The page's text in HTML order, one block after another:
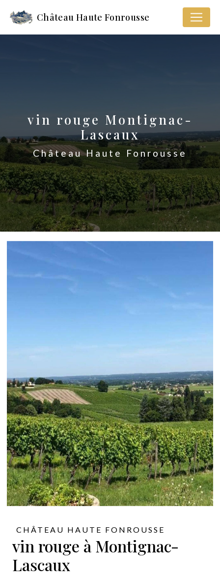
Château Haute Fonrousse
vin rouge Montignac-
Lascaux
Château Haute Fonrousse
CHÂTEAU HAUTE FONROUSSE
vin rouge à Montignac-
Lascaux